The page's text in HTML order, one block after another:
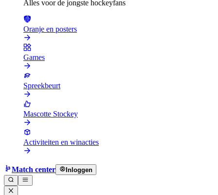
Alles voor de jongste hockeyfans
Oranje en posters
Games
Spreekbeurt
Mascotte Stockey
Activiteiten en winacties
Match center Inloggen